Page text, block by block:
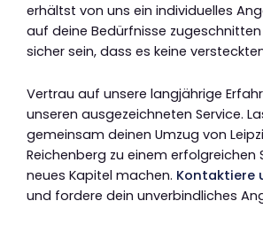
erhältst von uns ein individuelles
auf deine Bedürfnisse
sicher sein, dass es keine
Vertrau auf unsere langjährige
unseren ausgezeichneten Service.
gemeinsam deinen Umzug von
Reichenberg zu einem erfolgreichen
neues Kapitel machen. Kontaktiere
und fordere dein unverbindliches